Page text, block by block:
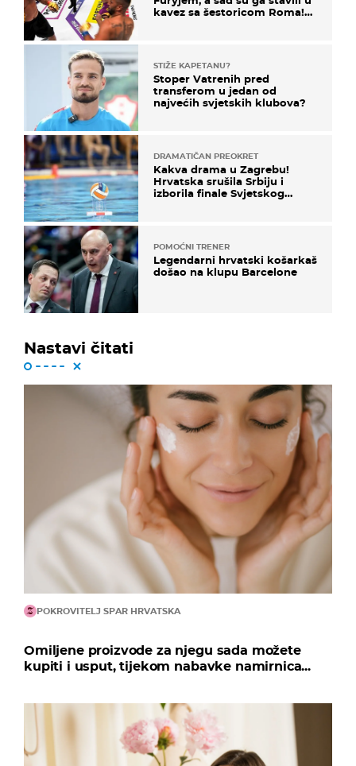
kavez sa šestoricom Roma!
STIŽE KAPETANU?
Stoper Vatrenih pred
transferom u jedan od
najvećih svjetskih klubova?
DRAMATIČAN PREOKRET
Kakva drama u Zagrebu!
Hrvatska srušila Srbiju i
izborila finale Svjetskog
POMOĆNI TRENER
Legendarni hrvatski košarkaš
došao na klupu Barcelone
Nastavi čitati
POKROVITELJ SPAR HRVATSKA
Omiljene proizvode za njegu sada možete
kupiti i usput, tijekom nabavke namirnica...